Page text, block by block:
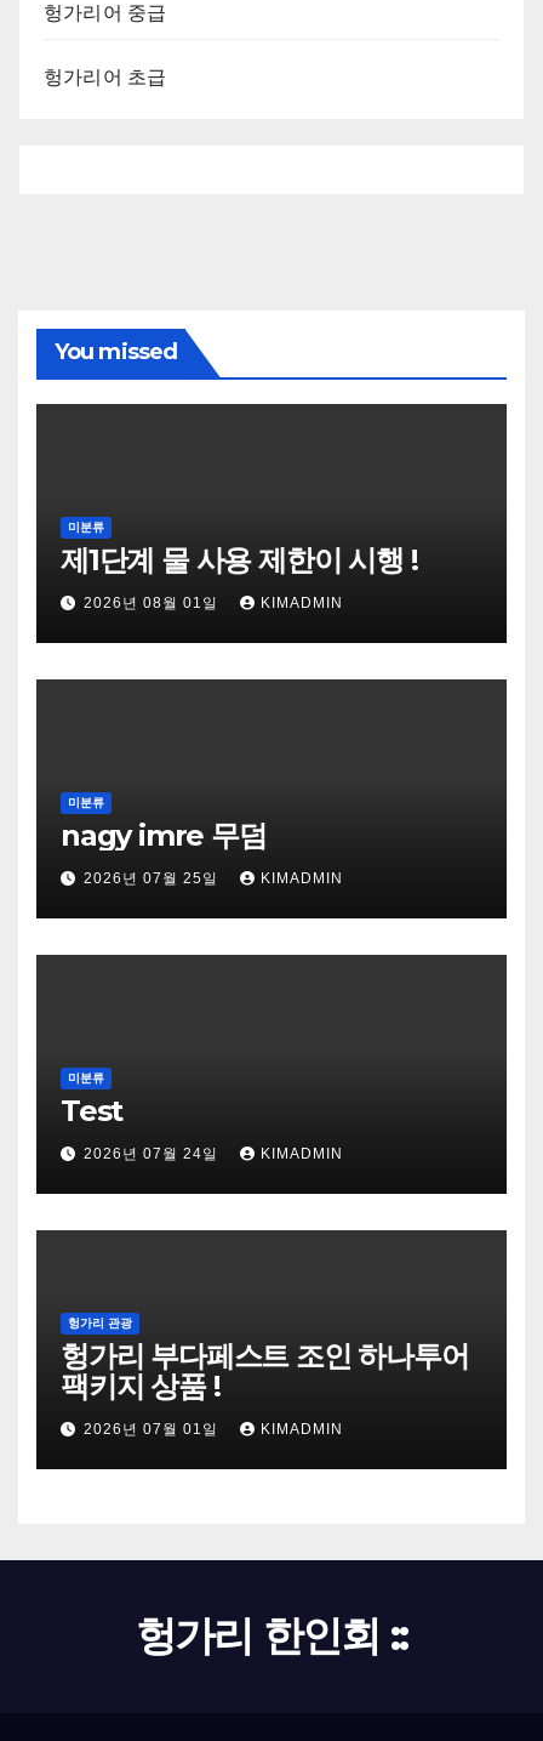
헝가리어 중급
헝가리어 초급
You missed
미분류
제1단계 물 사용 제한이 시행 !
2026년 08월 01일 KIMADMIN
미분류
nagy imre 무덤
2026년 07월 25일 KIMADMIN
미분류
Test
2026년 07월 24일 KIMADMIN
헝가리 관광
헝가리 부다페스트 조인 하나투어
팩키지 상품 !
2026년 07월 01일 KIMADMIN
헝가리 한인회 ::